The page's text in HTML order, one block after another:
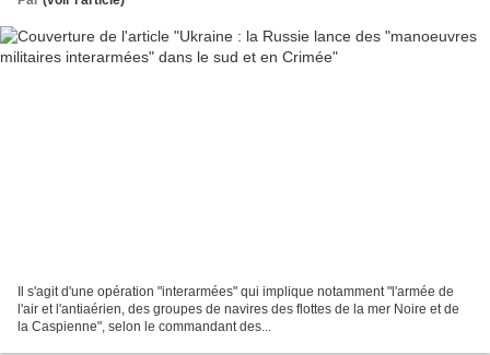
Il s'agit d'une opération "interarmées" qui implique notamment "l'armée de
l'air et l'antiaérien, des groupes de navires des flottes de la mer Noire et de
la Caspienne", selon le commandant des...